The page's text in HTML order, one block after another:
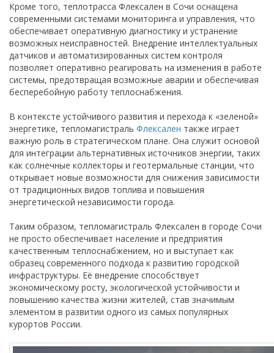
Кроме того, теплотрасса Флексален в Сочи оснащена
современными системами мониторинга и управления, что
обеспечивает оперативную диагностику и устранение
возможных неисправностей. Внедрение интеллектуальных
датчиков и автоматизированных систем контроля
позволяет оперативно реагировать на изменения в работе
системы, предотвращая возможные аварии и обеспечивая
бесперебойную работу теплоснабжения.
В контексте устойчивого развития и перехода к «зеленой»
энергетике, тепломагистраль Флексален также играет
важную роль в стратегическом плане. Она служит основой
для интеграции альтернативных источников энергии, таких
как солнечные коллекторы и геотермальные станции, что
открывает новые возможности для снижения зависимости
от традиционных видов топлива и повышения
энергетической независимости города.
Таким образом, тепломагистраль Флексален в городе Сочи
не просто обеспечивает население и предприятия
качественным теплоснабжением, но и выступает как
образец современного подхода к развитию городской
инфраструктуры. Её внедрение способствует
экономическому росту, экологической устойчивости и
повышению качества жизни жителей, став значимым
элементом в развитии одного из самых популярных
курортов России.